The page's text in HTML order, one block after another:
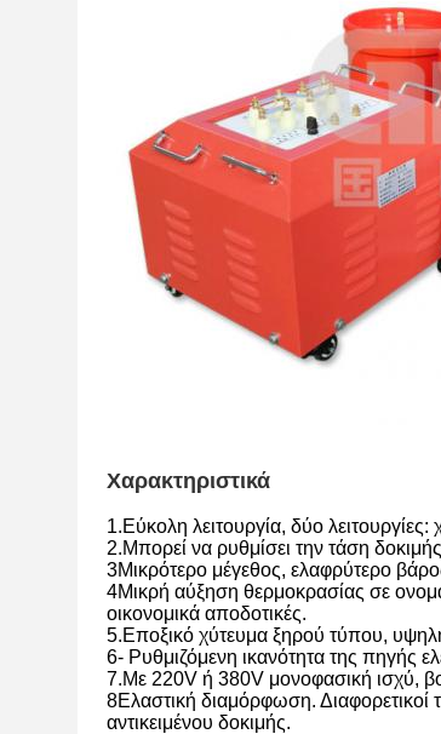
Χαρακτηριστικά
1.Εύκολη λειτουργία, δύο λειτουργίες:
2.Μπορεί να ρυθμίσει την τάση
3Μικρότερο μέγεθος, ελαφρύτερο
4Μικρή αύξηση θερμοκρασίας σε
οικονομικά αποδοτικές.
5.Εποξικό χύτευμα ξηρού τύπου,
6- Ρυθμιζόμενη ικανότητα της πηγής
7.Με 220V ή 380V μονοφασική ισχύ,
8Ελαστική διαμόρφωση. Διαφορετικοί
αντικειμένου δοκιμής.